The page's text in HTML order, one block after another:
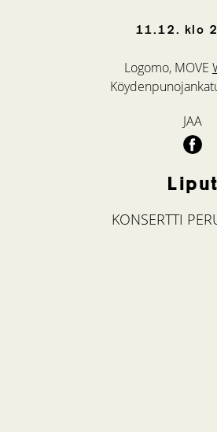
11.12. klo
Logomo, MOVE
JAA
Liput
KONSERTTI